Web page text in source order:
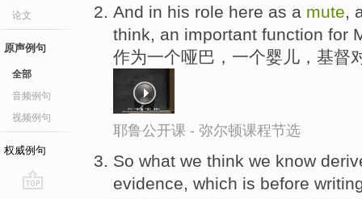
论文
原声例句
全部
音频例句
视频例句
权威例句
And in his role here as a mute,
think, an important function for
作为一个哑巴，一个婴儿，基督
耶鲁公开课 - 弥尔顿课程节选
So what we think we know
evidence, which is before